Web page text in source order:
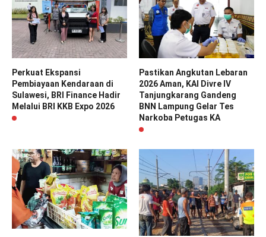
Perkuat Ekspansi
Pembiayaan Kendaraan di
Sulawesi, BRI Finance Hadir
Melalui BRI KKB Expo 2026
Pastikan Angkutan Lebaran
2026 Aman, KAI Divre IV
Tanjungkarang Gandeng
BNN Lampung Gelar Tes
Narkoba Petugas KA